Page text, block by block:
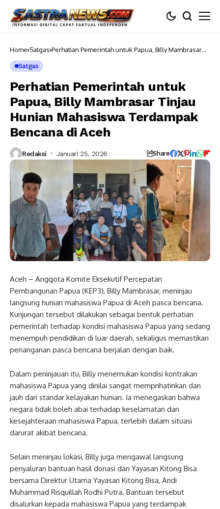
Home Satgas Perhatian Pemerintah untuk Papua, Billy Mambrasar
Satgas
Perhatian Pemerintah untuk
Papua, Billy Mambrasar Tinjau
Hunian Mahasiswa Terdampak
Bencana di Aceh
Redaksi Januari 25, 2026 Share
Aceh – Anggota Komite Eksekutif Percepatan
Pembangunan Papua (KEP3), Billy Mambrasar, meninjau
langsung hunian mahasiswa Papua di Aceh pasca bencana.
Kunjungan tersebut dilakukan sebagai bentuk perhatian
pemerintah terhadap kondisi mahasiswa Papua yang sedang
menempuh pendidikan di luar daerah, sekaligus memastikan
penanganan pasca bencana berjalan dengan baik.
Dalam peninjauan itu, Billy menemukan kondisi kontrakan
mahasiswa Papua yang dinilai sangat memprihatinkan dan
jauh dari standar kelayakan hunian. Ia menegaskan bahwa
negara tidak boleh abai terhadap keselamatan dan
kesejahteraan mahasiswa Papua, terlebih dalam situasi
darurat akibat bencana.
Selain meninjau lokasi, Billy juga mengawal langsung
penyaluran bantuan hasil donasi dari Yayasan Kitong Bisa
bersama Direktur Utama Yayasan Kitong Bisa, Andi
Muhammad Risquillah Rodhi Putra. Bantuan tersebut
disalurkan kepada mahasiswa Papua yang terdampak